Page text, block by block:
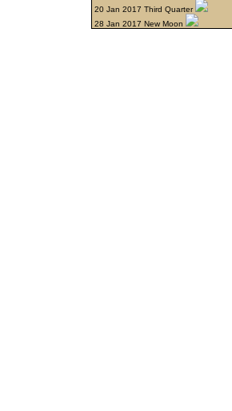
20 Jan 2017 Third Quarter
28 Jan 2017 New Moon